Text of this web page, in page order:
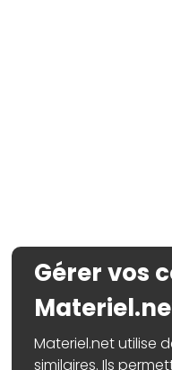
Gérer vos
Materiel.net utilise
similaires. Ils